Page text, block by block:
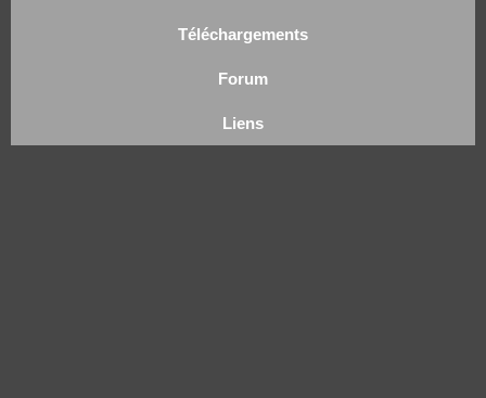
Téléchargements
Forum
Liens